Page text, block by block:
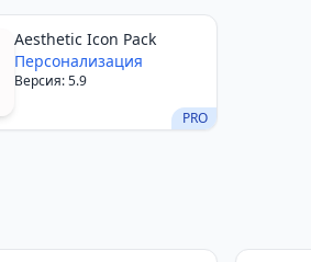
PRO
Aesthetic Icon Pack
Персонализация
Версия: 5.9